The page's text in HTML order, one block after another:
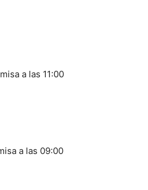
a las 11:00
a las 09:00